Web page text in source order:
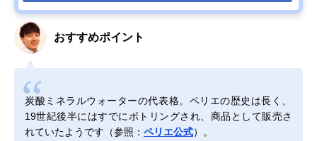
おすすめポイント
炭酸ミネラルウォーターの代表格。ペリエの歴史は長く、
19世紀後半にはすでにボトリングされ、商品として販売さ
れていたようです（参照： ペリエ公式）。